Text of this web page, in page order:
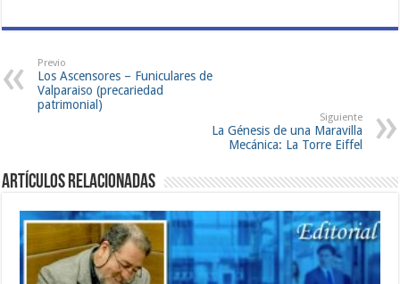
Previo
Los Ascensores – Funiculares de
Valparaiso (precariedad
patrimonial)
Siguiente
La Génesis de una Maravilla
Mecánica: La Torre Eiffel
Artículos Relacionadas